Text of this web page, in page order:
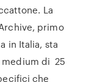
La
primo
in Italia, sta
medium di 25
che